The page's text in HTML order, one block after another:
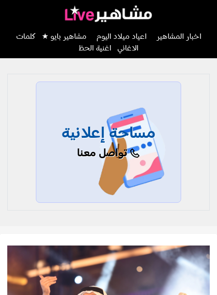
اخبار المشاهير اعياد ميلاد اليوم مشاهير بايو ★
كلمات
الاغاني
اغنية الحظ
مساحة إعلانية
تواصل معنا